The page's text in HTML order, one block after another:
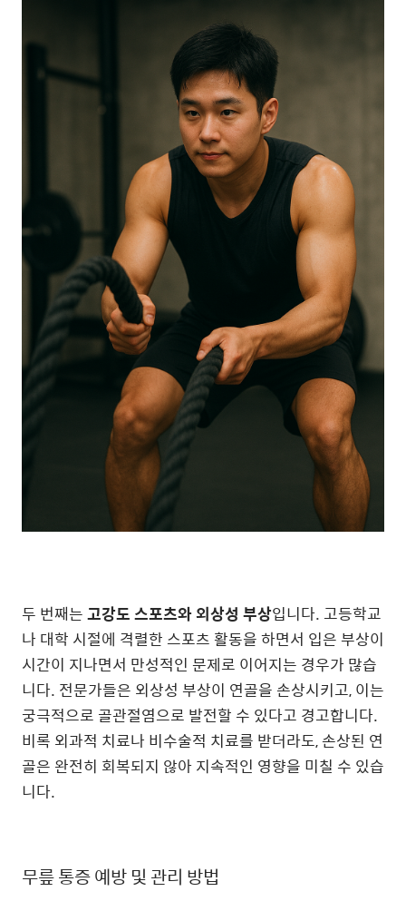
두 번째는고강도 스포츠와 외상성 부상입니다. 고등학교
나 대학 시절에 격렬한 스포츠 활동을 하면서 입은 부상이
시간이 지나면서 만성적인 문제로 이어지는 경우가 많습
니다. 전문가들은 외상성 부상이 연골을 손상시키고, 이는
궁극적으로 골관절염으로 발전할 수 있다고 경고합니다.
비록 외과적 치료나 비수술적 치료를 받더라도, 손상된 연
골은 완전히 회복되지 않아 지속적인 영향을 미칠 수 있습
니다.
무릎 통증 예방 및 관리 방법